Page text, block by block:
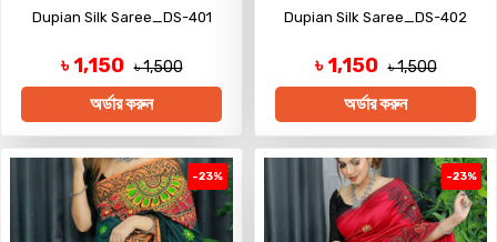
Dupian Silk Saree_DS-401
৳ 1,150 ৳ 1,500
অর্ডার করুন
Dupian Silk Saree_DS-402
৳ 1,150 ৳ 1,500
অর্ডার করুন
-23% -23%